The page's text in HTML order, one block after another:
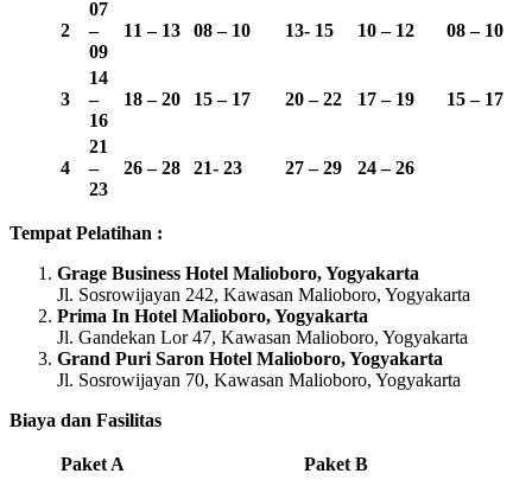
2
07
–
09
11 – 13 08 – 10 13- 15 10 – 12 08 – 10
3
14
–
16
18 – 20 15 – 17 20 – 22 17 – 19 15 – 17
4
21
–
23
26 – 28 21- 23 27 – 29 24 – 26
Tempat Pelatihan :
Grage Business Hotel Malioboro, Yogyakarta
Jl. Sosrowijayan 242, Kawasan Malioboro, Yogyakarta
Prima In Hotel Malioboro, Yogyakarta
Jl. Gandekan Lor 47, Kawasan Malioboro, Yogyakarta
Grand Puri Saron Hotel Malioboro, Yogyakarta
Jl. Sosrowijayan 70, Kawasan Malioboro, Yogyakarta
Biaya dan Fasilitas
Paket A
Paket B